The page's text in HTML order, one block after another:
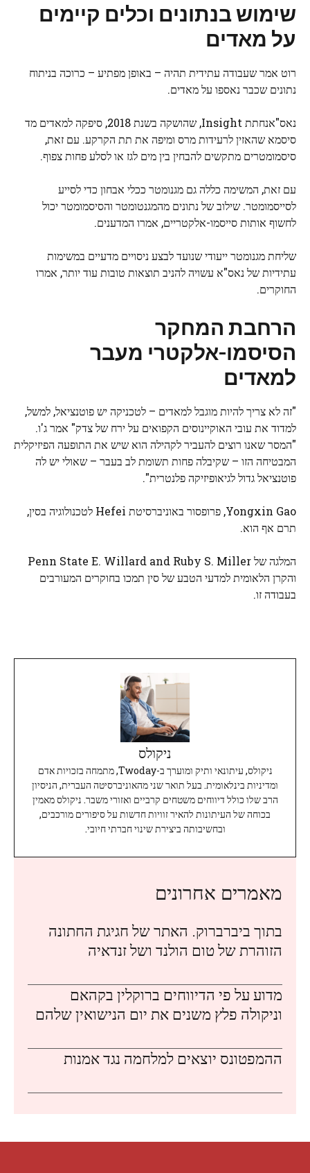
שימוש בנתונים וכלים קיימים
על מאדים
רוט אמר שעבודה עתידית תהיה – באופן מפתיע – כרוכה בניתוח
נתונים שכבר נאספו על מאדים.
נאס"א
נחתת Insight, שהושקה בשנת 2018, סיפקה למאדים מד
סיסמא שהאזין לרעידות מרס ומיפה את תת הקרקע. עם זאת,
סיסמומטרים מתקשים להבחין בין מים לגז או לסלע פחות צפוף.
עם זאת, המשימה כללה גם מגנומטר ככלי אבחון כדי לסייע
לסייסמומטר. שילוב של נתונים מהמגנטומטר והסיסמומטר יכול
לחשוף אותות סייסמו-אלקטריים, אמרו המדענים.
שליחת מגנומטר ייעודי שנועד לבצע ניסויים מדעיים במשימות
עתידיות של נאס"א עשויה להניב תוצאות טובות עוד יותר, אמרו
החוקרים.
הרחבת המחקר
הסיסמו-אלקטרי מעבר
למאדים
"זה לא צריך להיות מוגבל למאדים – לטכניקה יש פוטנציאל, למשל,
למדוד את עובי האוקיינוסים הקפואים על ירח שלצדק" אמר ג'ו.
"המסר שאנו רוצים להעביר לקהילה הוא שיש את התופעה הפיזיקלית
המבטיחה הזו – שקיבלה פחות תשומת לב בעבר – שאולי יש לה
פוטנציאל גדול לגיאופיזיקה פלנטרית".
Yongxin Gao, פרופסור באוניברסיטת Hefei לטכנולוגיה בסין,
תרם אף הוא.
המלגה של Penn State E. Willard and Ruby S. Miller
והקרן הלאומית למדעי הטבע של סין תמכו בחוקרים המעורבים
בעבודה זו.
ניקולס
ניקולס, עיתונאי ותיק ומוערך ב-Twoday, מתמחה בזכויות אדם
ומדיניות בינלאומית. בעל תואר שני מהאוניברסיטה העברית, הניסיון
הרב שלו כולל דיווחים משטחים קרביים ואזורי משבר. ניקולס מאמין
בכוחה של העיתונות להאיר זוויות חדשות על סיפורים מורכבים,
ובחשיבותה ביצירת שינוי חברתי חיובי.
מאמרים אחרונים
בתוך ביברברוק. האתר של חגיגת החתונה
הזוהרת של טום הולנד ושל זנדאיה
מדוע על פי הדיווחים ברוקלין בקהאם
וניקולה פלץ משנים את יום הנישואין שלהם
ההמפטונס יוצאים למלחמה נגד אמנות